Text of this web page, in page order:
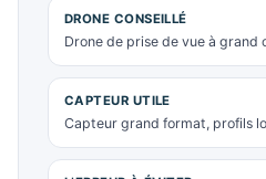
DRONE CONSEILLÉ
Drone de prise de vue à grand
CAPTEUR UTILE
Capteur grand format, profils